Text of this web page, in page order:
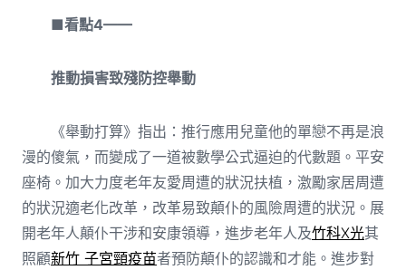
■看點4——
推動損害致殘防控舉動
《舉動打算》指出：推行應用兒童他的單戀不再是浪
漫的傻氣，而變成了一道被數學公式逼迫的代數題。平安
座椅。加大力度老年友愛周遭的狀況扶植，激勵家居周遭
的狀況適老化改革，改革易致顛仆的風險周遭的狀況。展
開老年人顛仆干涉和安康領導，進步老年人及竹科X光其
照顧新竹 子宮頸疫苗者預防顛仆的認識和才能。進步對